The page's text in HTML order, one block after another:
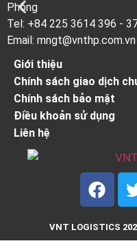
Phòng
Tel: +84 225 3614 396 -
Email: mngt@vnthp.com.vn
Giới thiệu
Chính sách giao dịch
Chính sách bảo mật
Điều khoản sử dụng
Liên hệ
VNT LOGISTICS